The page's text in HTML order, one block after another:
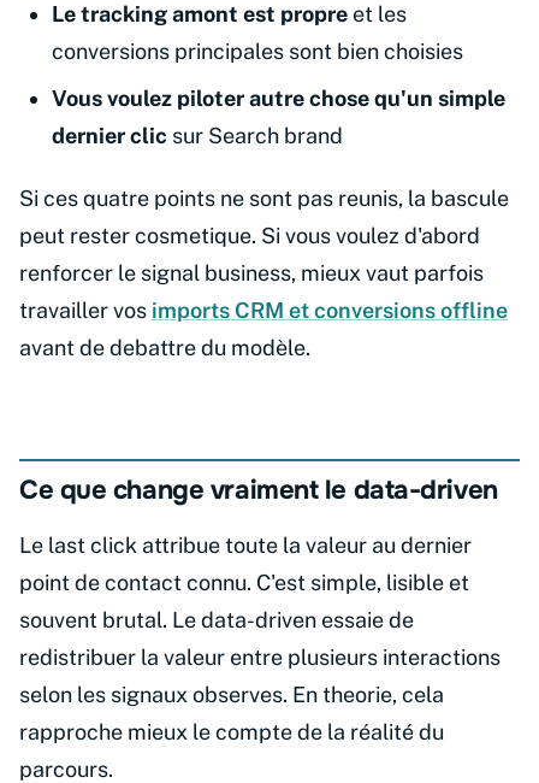
Le tracking amont est propre et les
conversions principales sont bien choisies
Vous voulez piloter autre chose qu'un simple
dernier clic sur Search brand
Si ces quatre points ne sont pas reunis, la bascule
peut rester cosmetique. Si vous voulez d'abord
renforcer le signal business, mieux vaut parfois
travailler vos imports CRM et conversions offline
avant de debattre du modèle.
Ce que change vraiment le data-driven
Le last click attribue toute la valeur au dernier
point de contact connu. C'est simple, lisible et
souvent brutal. Le data-driven essaie de
redistribuer la valeur entre plusieurs interactions
selon les signaux observes. En theorie, cela
rapproche mieux le compte de la réalité du
parcours.